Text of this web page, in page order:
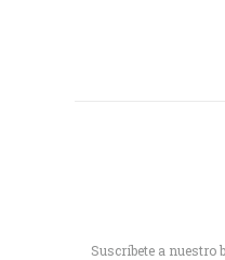
Suscríbete a nuestro